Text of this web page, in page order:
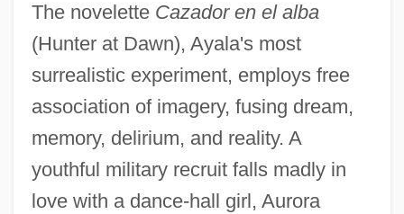
The novelette Cazador en el alba
(Hunter at Dawn), Ayala's most
surrealistic experiment, employs free
association of imagery, fusing dream,
memory, delirium, and reality. A
youthful military recruit falls madly in
love with a dance-hall girl, Aurora